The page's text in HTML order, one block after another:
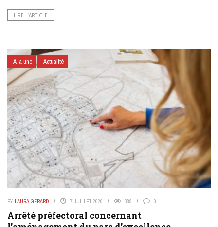
LIRE L’ARTICLE
A la une Actualité
BY LAURA GERARD 7 JUILLET 2026 389 0
Arrêté préfectoral concernant